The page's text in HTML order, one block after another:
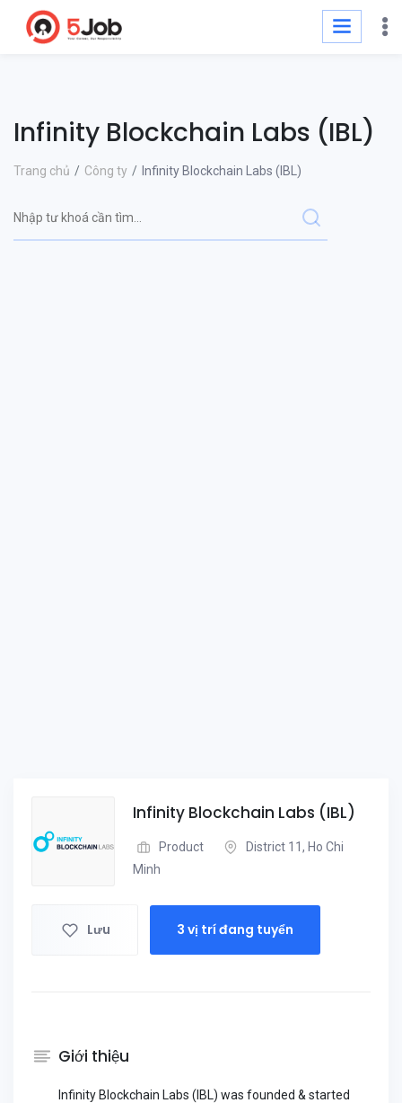
Infinity Blockchain Labs (IBL)
Trang chủ Công ty Infinity Blockchain Labs (IBL)
Infinity Blockchain Labs (IBL)
Product
District 11, Ho Chi
Minh
Lưu 3 vị trí đang tuyển
Giới thiệu
Infinity Blockchain Labs (IBL) was founded & started